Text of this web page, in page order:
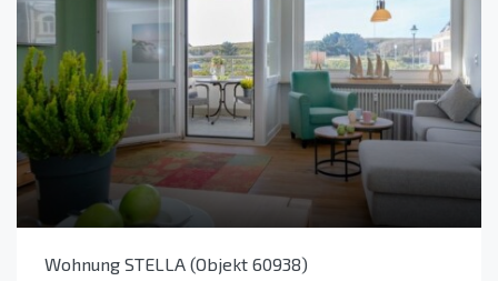
Wohnung STELLA (Objekt 60938)